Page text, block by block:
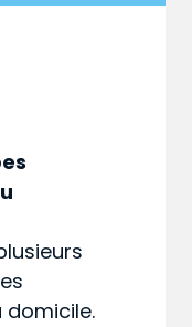
domicile.